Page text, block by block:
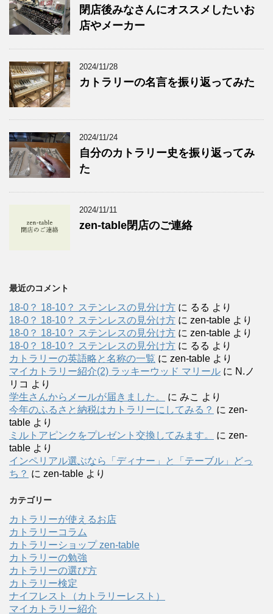
閉店後みなさんにオススメしたいお
店やメーカー
2024/11/28
カトラリーの名言を振り返ってみた
2024/11/24
自分のカトラリー史を振り返ってみ
た
2024/11/11
zen-table閉店のご連絡
最近のコメント
18-0？ 18-10？ ステンレスの見分け方 に るる より
18-0？ 18-10？ ステンレスの見分け方 に zen-table より
18-0？ 18-10？ ステンレスの見分け方 に zen-table より
18-0？ 18-10？ ステンレスの見分け方 に るる より
カトラリーの英語略と名称の一覧 に zen-table より
マイカトラリー紹介(2) ラッキーウッド マリール に N.ノ
リコ より
学生さんからメールが届きました。
に みこ より
今年のふるさと納税はカトラリーにしてみる？ に zen-
table より
ミルトアピンクをプレゼント交換してみます。
に zen-
table より
インペリアル選ぶなら「ディナー」と「テーブル」どっ
ち？ に zen-table より
カテゴリー
カトラリーが使えるお店
カトラリーコラム
カトラリーショップ zen-table
カトラリーの勉強
カトラリーの選び方
カトラリー検定
ナイフレスト（カトラリーレスト）
マイカトラリー紹介